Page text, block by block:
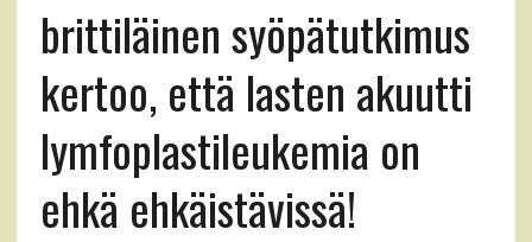
brittiläinen syöpätutkimus
kertoo, että lasten akuutti
lymfoplastileukemia on
ehkä ehkäistävissä!